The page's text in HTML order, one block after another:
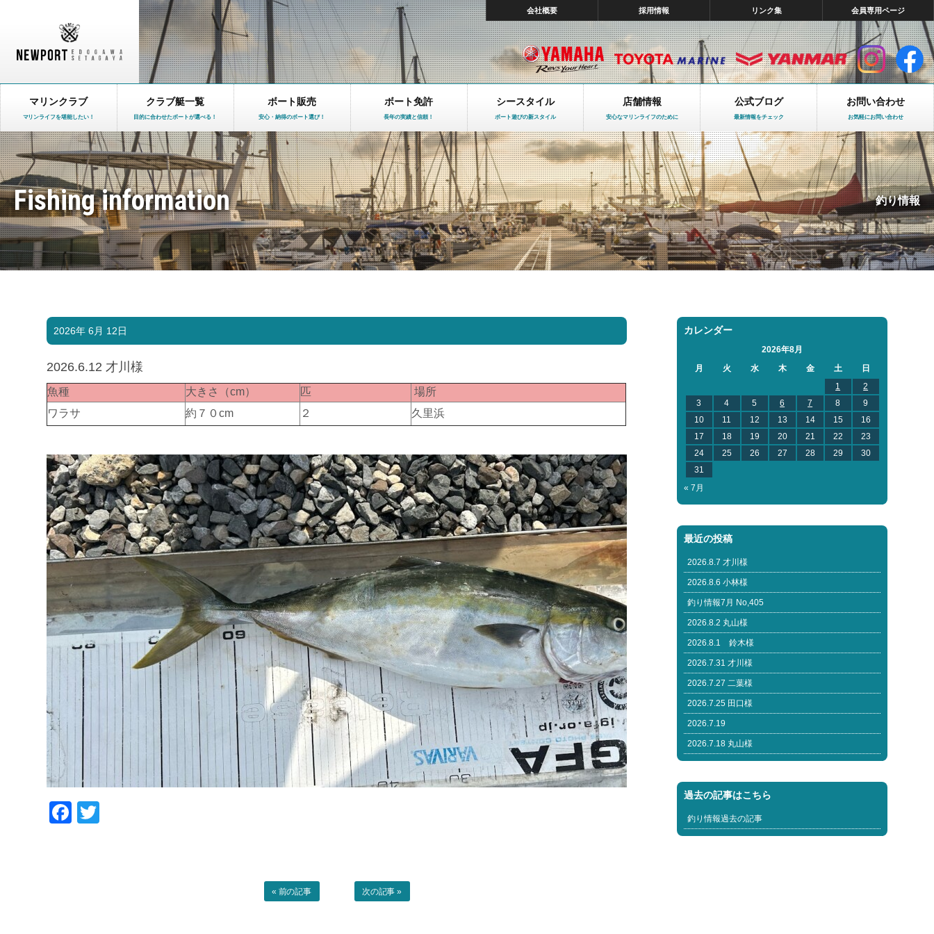
会社概要 採用情報 リンク集 会員専用ページ
マリンクラブ
マリンライフを堪能したい！
クラブ艇一覧
目的に合わせたボートが選べる！
ボート販売
安心・納得のボート選び！
ボート免許
長年の実績と信頼！
シースタイル
ボート遊びの新スタイル
店舗情報
安心なマリンライフのために
公式ブログ
最新情報をチェック
お問い合わせ
お気軽にお問い合わせ
Fishing information 釣り情報
2026年 6月 12日
2026.6.12 才川様
魚種 大きさ（cm） 匹
場所
ワラサ
約７０cm ２ 久里浜
Facebook
« 前の記事 次の記事 »
カレンダー
2026年8月
月
火 水 木 金 土
日
1
2
3
4 5 6 7 8
9
10
11 12 13 14 15
16
17
18 19 20 21 22
23
24
25 26 27 28 29
30
31
« 7月
最近の投稿
2026.8.7 才川様
2026.8.6 小林様
釣り情報7月 No,405
2026.8.2 丸山様
2026.8.1 鈴木様
2026.7.31 才川様
2026.7.27 二葉様
2026.7.25 田口様
2026.7.19
2026.7.18 丸山様
過去の記事はこちら
釣り情報過去の記事